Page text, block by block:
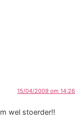
15/04/2009 om 14:26
wel stoerder!!